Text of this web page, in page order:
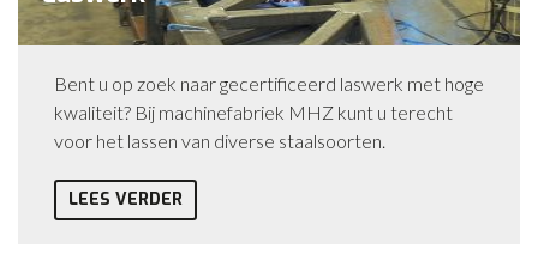
Bent u op zoek naar gecertificeerd laswerk met hoge
kwaliteit? Bij machinefabriek MHZ kunt u terecht
voor het lassen van diverse staalsoorten.
LEES VERDER